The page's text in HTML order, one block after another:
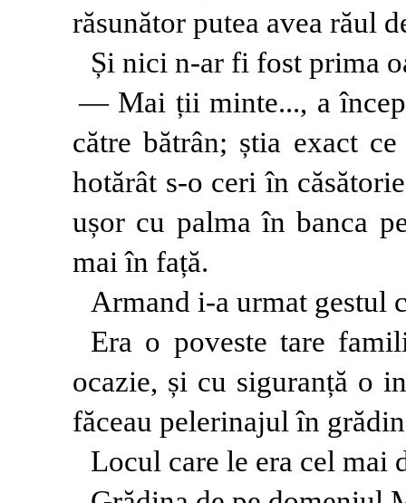
răsunător putea avea răul
Și nici n-ar fi fost prima
— Mai ții minte..., a
către bătrân; știa exact
hotărât s-o ceri în
ușor cu palma în banca
mai în față.
Armand i-a urmat gestul
Era o poveste tare
ocazie, și cu siguranță o
făceau pelerinajul în
Locul care le era cel mai